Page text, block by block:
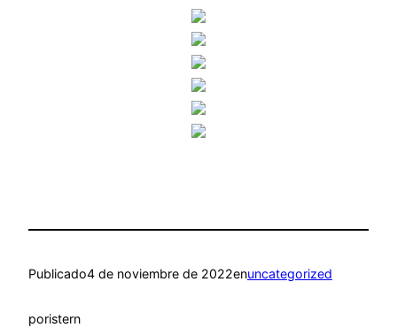
Publicado4 de noviembre de 2022enuncategorized
poristern